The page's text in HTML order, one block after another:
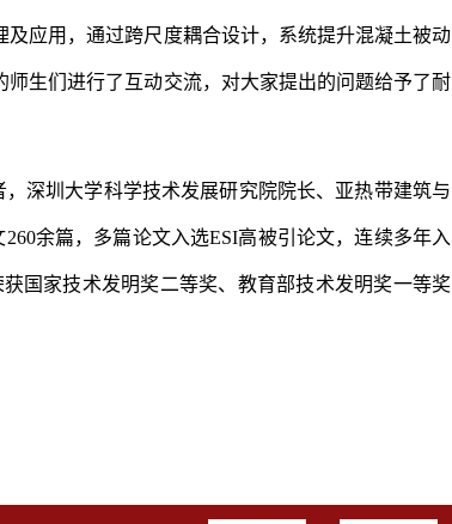
应用，通过跨尺度耦合设计，系统提升混凝土被动
生们进行了互动交流，对大家提出的问题给予了耐
深圳大学科学技术发展研究院院长、亚热带建筑与
余篇，多篇论文入选ESI高被引论文，连续多年入
国家技术发明奖二等奖、教育部技术发明奖一等奖